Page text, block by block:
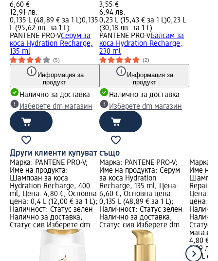
6,60 €
12,91 лв.
0,135 L (48,89 € за 1 L)0,135
L (95,62 лв. за 1 L)
PANTENE PRO-VСерум за
коса Hydration Recharge,
135 ml
(5)
Информация за
продукт
Налично за доставка
Изберете dm магазин
3,55 €
6,94 лв.
0,23 L (15,43 € за 1 L)0,23 L
(30,18 лв. за 1 L)
PANTENE PRO-VБалсам за
коса Hydration Recharge,
230 ml
(2)
Информация за
продукт
Налично за доставка
Изберете dm магазин
Други клиенти купуват също
Марка: PANTENE PRO-V;
Име на продукта:
Шампоан за коса
Hydration Recharge, 400
ml; Цена: 4,80 €; Основна
цена: 0,4 L (12,00 € за 1 L);
Наличност: Статус зелен
Налично за доставка,
Статус сив Изберете dm
Марка: PANTENE PRO-V;
Име на продукта: Серум
за коса Hydration
Recharge, 135 ml; Цена:
6,60 €; Основна цена:
0,135 L (48,89 € за 1 L);
Наличност: Статус зелен
Налично за доставка,
Статус сив Изберете dm
Марка:
Име на
Цена:
цена:
Статус
магазин
4,80 €
9,39 лв.
0,4 L